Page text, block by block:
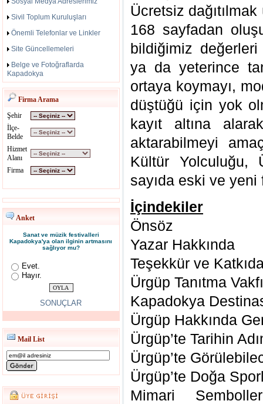
Sivil Toplum Kuruluşları
Önemli Telefonlar ve Linkler
Site Güncellemeleri
Belge ve Fotoğraflarda
Kapadokya
Firma Arama
Şehir
İlçe-
Belde
Hizmet
Alanı
Firma
Anket
Sanat ve müzik festivalleri
Kapadokya'ya olan ilginin artmasını
sağlıyor mu?
Evet.
Hayır.
SONUÇLAR
Mail List
Ücretsiz
168 sayfadan
bildiğimiz değerleri
ya da yeterince
ortaya koymayı,
düştüğü için yok
kayıt altına
aktarabilmeyi
Kültür Yolculuğu,
sayıda eski ve
İçindekiler
Önsöz
Yazar Hakkında
Teşekkür ve
Ürgüp Tanıtma
Kapadokya
Ürgüp Hakkında
Ürgüp’te Tarihin
Ürgüp’te
Ürgüp’te Doğa
Mimari